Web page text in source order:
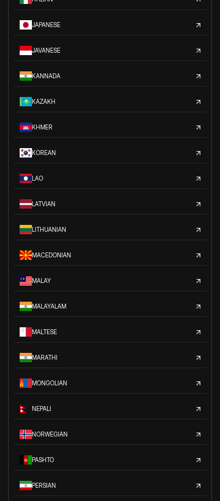
JAPANESE
JAVANESE
KANNADA
KAZAKH
KHMER
KOREAN
LAO
LATVIAN
LITHUANIAN
MACEDONIAN
MALAY
MALAYALAM
MALTESE
MARATHI
MONGOLIAN
NEPALI
NORWEGIAN
PASHTO
PERSIAN